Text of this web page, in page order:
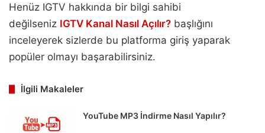
Henüz IGTV hakkında bir bilgi sahibi
değilseniz IGTV Kanal Nasıl Açılır? başlığını
inceleyerek sizlerde bu platforma giriş yaparak
popüler olmayı başarabilirsiniz.
İlgili Makaleler
YouTube MP3 İndirme Nasıl Yapılır?